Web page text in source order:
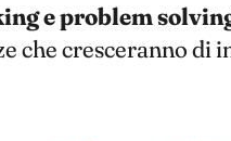
e problem
che cresceranno di